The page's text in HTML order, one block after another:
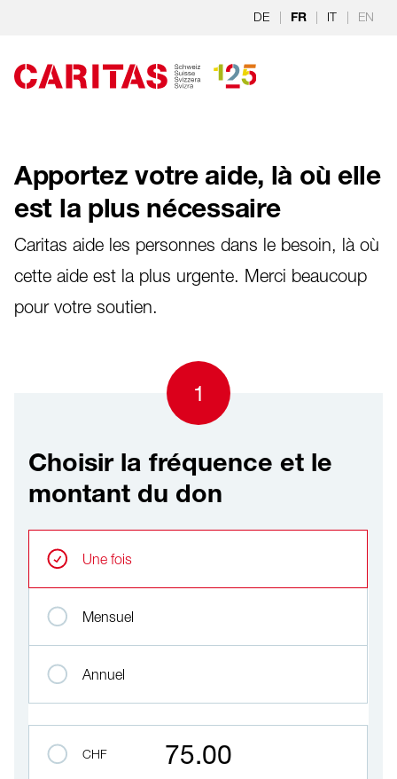
Aller au contenu
DE | FR | IT | EN
Apportez votre aide, là où elle
est la plus nécessaire
Caritas aide les personnes dans le besoin, là où
cette aide est la plus urgente. Merci beaucoup
pour votre soutien.
1
Choisir la fréquence et le
montant du don
Une fois
Mensuel
Annuel
CHF 75.00